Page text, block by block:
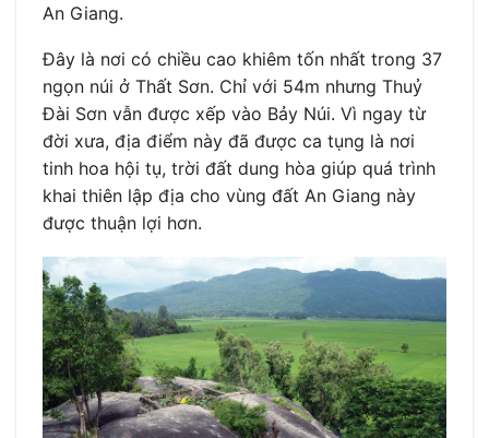
An Giang.
Đây là nơi có chiều cao khiêm tốn nhất trong 37
ngọn núi ở Thất Sơn. Chỉ với 54m nhưng Thuỷ
Đài Sơn vẫn được xếp vào Bảy Núi. Vì ngay từ
đời xưa, địa điểm này đã được ca tụng là nơi
tinh hoa hội tụ, trời đất dung hòa giúp quá trình
khai thiên lập địa cho vùng đất An Giang này
được thuận lợi hơn.